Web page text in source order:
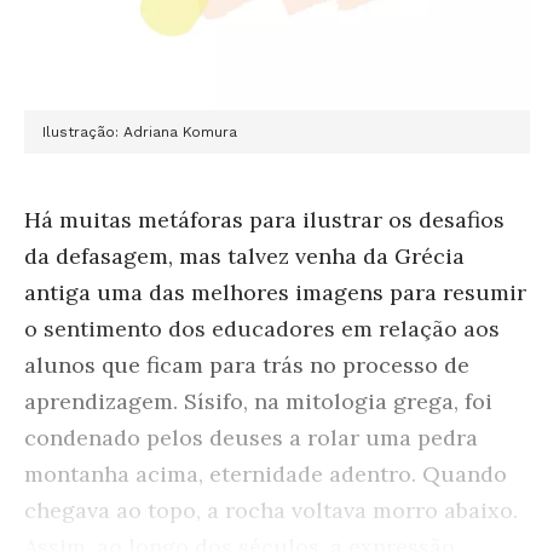
Ilustração: Adriana Komura
Há muitas metáforas para ilustrar os desafios
da defasagem, mas talvez venha da Grécia
antiga uma das melhores imagens para resumir
o sentimento dos educadores em relação aos
alunos que ficam para trás no processo de
aprendizagem. Sísifo, na mitologia grega, foi
condenado pelos deuses a rolar uma pedra
montanha acima, eternidade adentro. Quando
chegava ao topo, a rocha voltava morro abaixo.